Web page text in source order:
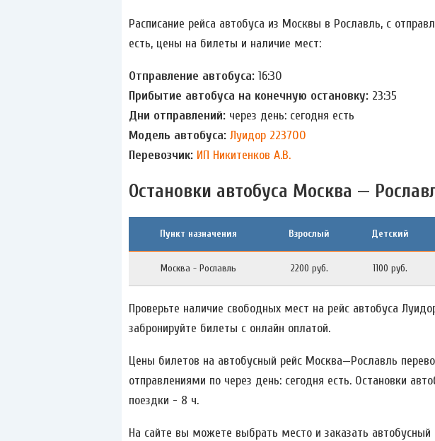
Расписание рейса автобуса из Москвы в Рославль, с
есть, цены на билеты и наличие мест:
Отправление автобуса: 16:30
Прибытие автобуса на конечную остановку: 23:35
Дни отправлений: через день: сегодня есть
Модель автобуса: Луидор 223700
Перевозчик: ИП Никитенков А.В.
Остановки автобуса Москва —
Пункт назначения Взрослый Детский
Москва - Рославль 2200 руб. 1100 руб.
Проверьте наличие свободных мест на рейс автобуса
забронируйте билеты с онлайн оплатой.
Цены билетов на автобусный рейс Москва—Рославль
отправлениями по через день: сегодня есть. Остановки
поездки - 8 ч.
На сайте вы можете выбрать место и заказать